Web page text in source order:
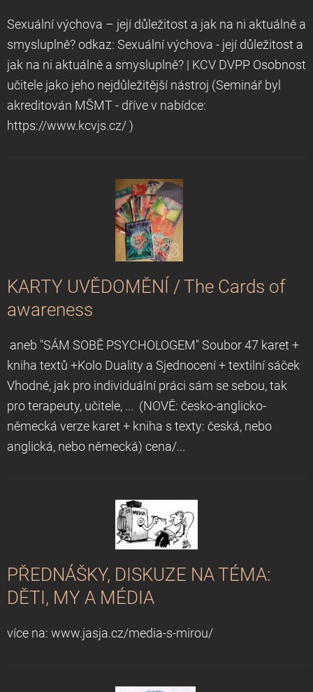
Sexuální výchova – její důležitost a jak na ni aktuálně a
smysluplně? odkaz: Sexuální výchova - její důležitost a
jak na ni aktuálně a smysluplně? | KCV DVPP Osobnost
učitele jako jeho nejdůležitější nástroj (Seminář byl
akreditován MŠMT - dříve v nabídce:
https://www.kcvjs.cz/ )
KARTY UVĚDOMĚNÍ / The Cards of
awareness
aneb "SÁM SOBĚ PSYCHOLOGEM" Soubor 47 karet +
kniha textů +Kolo Duality a Sjednocení + textilní sáček
Vhodné, jak pro individuální práci sám se sebou, tak
pro terapeuty, učitele, ... (NOVĚ: česko-anglicko-
německá verze karet + kniha s texty: česká, nebo
anglická, nebo německá) cena/...
PŘEDNÁŠKY, DISKUZE NA TÉMA:
DĚTI, MY A MÉDIA
více na: www.jasja.cz/media-s-mirou/